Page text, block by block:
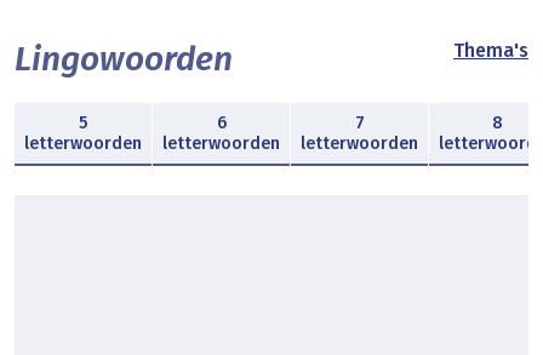
Lingowoorden Thema's
5
letterwoorden
6
letterwoorden
7
letterwoorden
8